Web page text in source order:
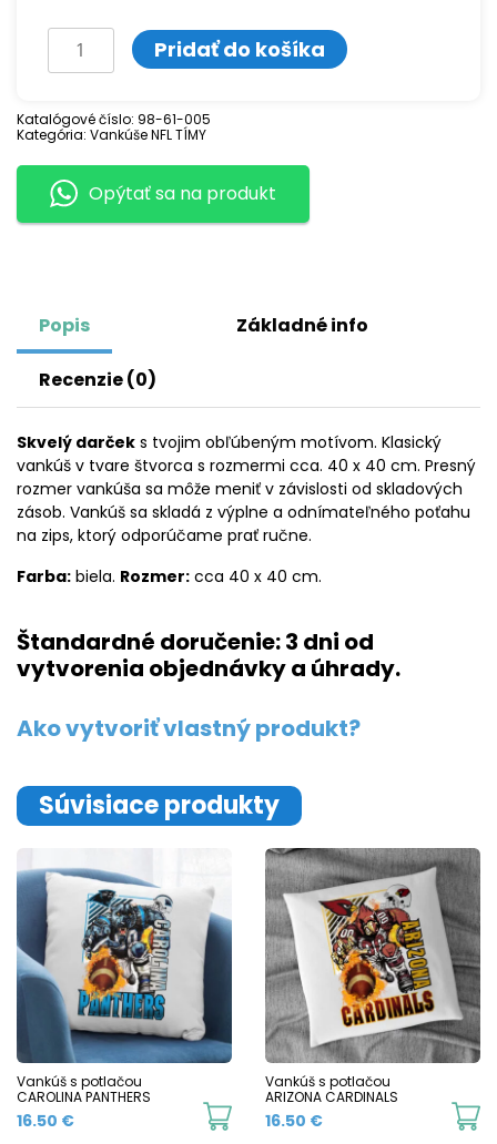
množstvo
Vankúš
potlačou
CINCINNATI
BENGALS
Pridať do košíka
Katalógové číslo: 98-61-005
Kategória: Vankúše NFL TÍMY
Opýtať sa na produkt
Popis Základné info
Recenzie (0)
Skvelý darček s tvojim obľúbeným motívom. Klasický
vankúš v tvare štvorca s rozmermi cca. 40 x 40 cm. Presný
rozmer vankúša sa môže meniť v závislosti od skladových
zásob. Vankúš sa skladá z výplne a odnímateľného poťahu
na zips, ktorý odporúčame prať ručne.
Farba: biela. Rozmer: cca 40 x 40 cm.
Štandardné doručenie: 3 dni od
vytvorenia objednávky a úhrady.
Ako vytvoriť vlastný produkt?
Súvisiace produkty
Vankúš s potlačou
CAROLINA PANTHERS
16.50 €
Vankúš s potlačou
ARIZONA CARDINALS
16.50 €